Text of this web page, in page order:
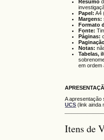
Resumo
Papel: A4
Margens:
Formato
Fonte:
Páginas:
Notas:
Tabelas,
em ordem
A
UCS (link ainda
Itens de